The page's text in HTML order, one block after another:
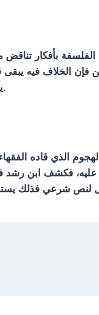
بأفكار
الخلاف فيه يبقى
يتوصل التفكير البرهاني إلى مخالفة ما تم تأويله من طرف الفقهاء.
الذي قاده
عليه، فكشف ابن